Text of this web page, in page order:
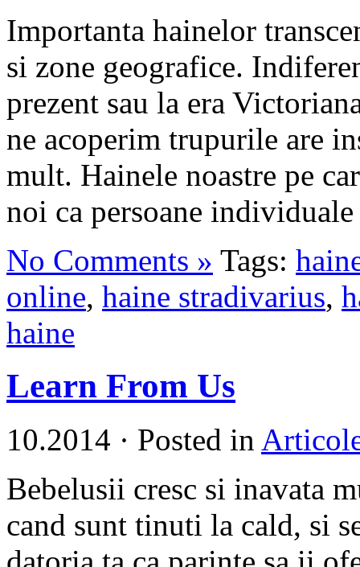
Importanta hainelor
si zone geografice.
prezent sau la era
ne acoperim trupurile are
mult. Hainele noastre pe
noi ca persoane
No Comments » Tags:
online, haine stradivarius,
haine
Learn From Us
10.2014 · Posted in
Bebelusii cresc si inavata
cand sunt tinuti la cald, si